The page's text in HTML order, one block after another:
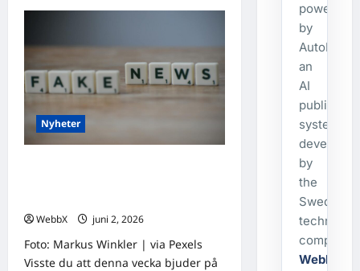
Världens
som
händer
idag
och
under
kommande
Nyheter
WebbX
juni 2, 2026
Foto: Markus Winkler | via Pexels
Visste du att denna vecka bjuder på
powered
by
AutoPost,
an
AI
publishing
system
developed
by
the
Swedish
company
WebbX